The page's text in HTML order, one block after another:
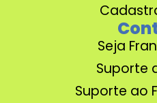
Seja
Suporte
Suporte ao